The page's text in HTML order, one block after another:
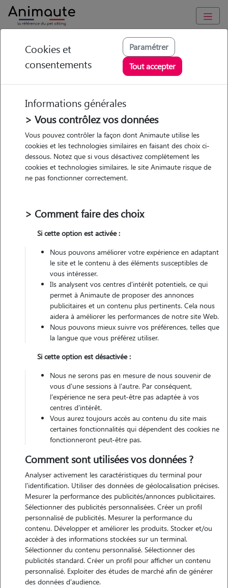
Animaute Occitanie Pyrénées-Orientales/Bages
Julie - Petsitter à
BAGES
• 42 ans
Garde
chez le Pet Sitter
Véhiculé
Contacter
L'envoi d'une demande est sans engagement
Motivation
bonjour assistante spécialisée vétérinaire depuis plus de 7 ans, je a
votre disposition pour prendre soins de votre animal durant votre
absence. je suis a votre disposition pour que nous puissions échanger
ensemble de votre souhait. a très vite
Expérience
ancienne monitrice d'équitation et asv depuis plus de 7 ans, les
animaux sont mon quotidien et je souhaite être a votre disposition
pour votre animal. je suis moi même propriétaire de 3 chiens et d'un
cheval.
Logement
Cookies et
consentements
Paramétrer
Tout accepter
Informations générales
> Vous contrôlez vos données
Vous pouvez contrôler la façon dont Animaute utilise les
cookies et les technologies similaires en faisant des choix ci-
dessous. Notez que si vous désactivez complètement les
cookies et technologies similaires, le site Animaute risque de
ne pas fonctionner correctement.
> Comment faire des choix
Si cette option est activée :
Nous pouvons améliorer votre expérience en adaptant
le site et le contenu à des éléments susceptibles de
vous intéresser.
Ils analysent vos centres d'intérêt potentiels, ce qui
permet à Animaute de proposer des annonces
publicitaires et un contenu plus pertinents. Cela nous
aidera à améliorer les performances de notre site Web.
Nous pouvons mieux suivre vos préférences, telles que
la langue que vous préférez utiliser.
Si cette option est désactivée :
Nous ne serons pas en mesure de nous souvenir de
vous d'une sessions à l'autre. Par conséquent,
l'expérience ne sera peut-être pas adaptée à vos
centres d'intérêt.
Vous aurez toujours accès au contenu du site mais
certaines fonctionnalités qui dépendent des cookies ne
fonctionneront peut-être pas.
Comment sont utilisées vos données ?
Analyser activement les caractéristiques du terminal pour
l'identification. Utiliser des données de géolocalisation précises.
Mesurer la performance des publicités/annonces publicitaires.
Sélectionner des publicités personnalisées. Créer un profil
personnalisé de publicités. Mesurer la performance du
contenu. Développer et améliorer les produits. Stocker et/ou
accéder à des informations stockées sur un terminal.
Sélectionner du contenu personnalisé. Sélectionner des
publicités standard. Créer un profil pour afficher un contenu
personnalisé. Exploiter des études de marché afin de générer
des données d'audience.